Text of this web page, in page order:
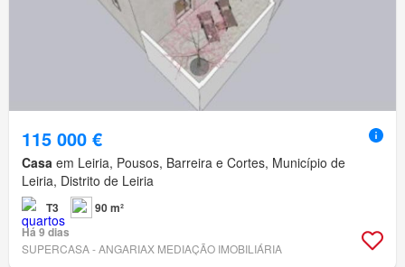
115 000 €
Casa em Leiria, Pousos, Barreira e Cortes, Município de
Leiria, Distrito de Leiria
T3
90 m²
Há 9 dias
SUPERCASA - ANGARIAX MEDIAÇÃO IMOBILIÁRIA